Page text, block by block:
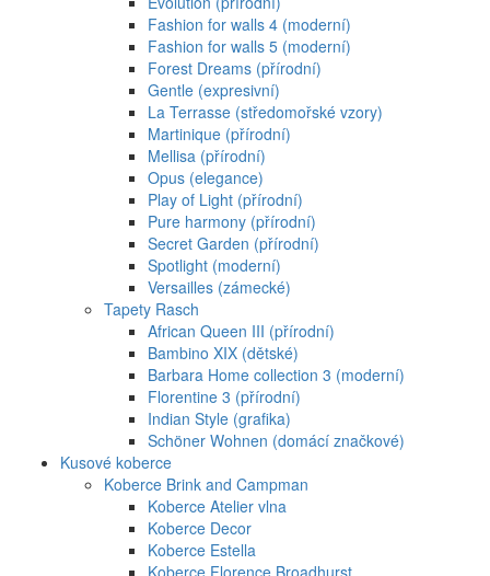
Fashion for walls 4 (moderní)
Fashion for walls 5 (moderní)
Forest Dreams (přírodní)
Gentle (expresivní)
La Terrasse (středomořské vzory)
Martinique (přírodní)
Mellisa (přírodní)
Opus (elegance)
Play of Light (přírodní)
Pure harmony (přírodní)
Secret Garden (přírodní)
Spotlight (moderní)
Versailles (zámecké)
Tapety Rasch
African Queen III (přírodní)
Bambino XIX (dětské)
Barbara Home collection 3 (moderní)
Florentine 3 (přírodní)
Indian Style (grafika)
Schöner Wohnen (domácí značkové)
Kusové koberce
Koberce Brink and Campman
Koberce Atelier vlna
Koberce Decor
Koberce Estella